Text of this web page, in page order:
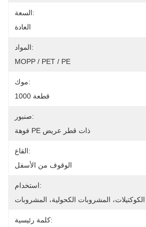
السعة:
العادة
المواد:
MOPP / PET / PE
موك:
1000 قطعة
صنبور:
فوهة PE ذات قطر عريض
القاع:
الوقوف من الأسفل
استخدام:
الكوكتيلات، المشروبات الكحولية، المشروبات
كلمة رئيسية: